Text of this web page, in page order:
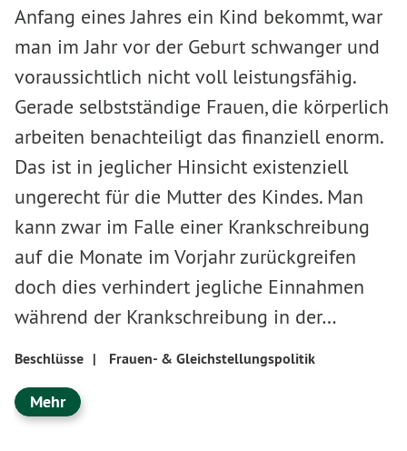
Anfang eines Jahres ein Kind bekommt, war
man im Jahr vor der Geburt schwanger und
voraussichtlich nicht voll leistungsfähig.
Gerade selbstständige Frauen, die körperlich
arbeiten benachteiligt das finanziell enorm.
Das ist in jeglicher Hinsicht existenziell
ungerecht für die Mutter des Kindes. Man
kann zwar im Falle einer Krankschreibung
auf die Monate im Vorjahr zurückgreifen
doch dies verhindert jegliche Einnahmen
während der Krankschreibung in der…
Beschlüsse | Frauen- & Gleichstellungspolitik
Mehr